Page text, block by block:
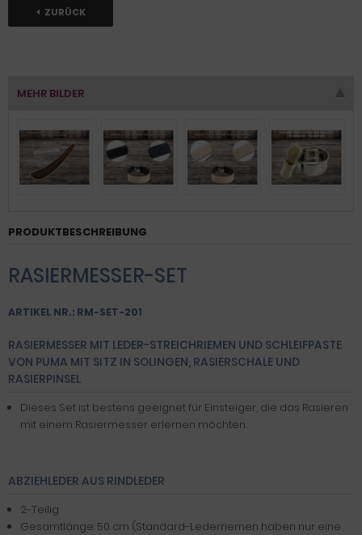
ZURÜCK
MEHR BILDER
PRODUKTBESCHREIBUNG
RASIERMESSER-SET
ARTIKEL NR.: RM-SET-201
RASIERMESSER MIT LEDER-STREICHRIEMEN UND SCHLEIFPASTE
VON PUMA MIT SITZ IN SOLINGEN, RASIERSCHALE UND
RASIERPINSEL
Dieses Set ist bestens geeignet für Einsteiger, die das Rasieren
mit einem Rasiermesser erlernen möchten.
ABZIEHLEDER AUS RINDLEDER
2-Teilig
Gesamtlänge: 50 cm (Standard-Lederriemen haben nur eine